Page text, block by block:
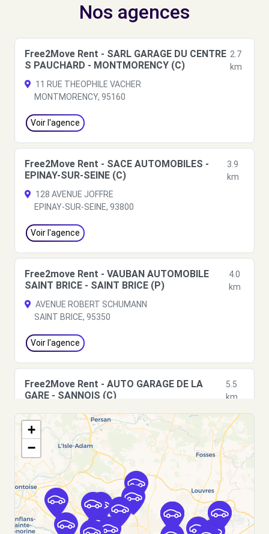
Nos agences
Free2Move Rent - SARL GARAGE DU CENTRE
S PAUCHARD - MONTMORENCY (C)
2.7
km
11 RUE THEOPHILE VACHER
MONTMORENCY, 95160
Voir l'agence
Free2Move Rent - SACE AUTOMOBILES -
EPINAY-SUR-SEINE (C)
3.9
km
128 AVENUE JOFFRE
EPINAY-SUR-SEINE, 93800
Voir l'agence
Free2move Rent - VAUBAN AUTOMOBILE
SAINT BRICE - SAINT BRICE (P)
4.0
km
AVENUE ROBERT SCHUMANN
SAINT BRICE, 95350
Voir l'agence
Free2Move Rent - AUTO GARAGE DE LA
GARE - SANNOIS (C)
5.5
km
92 BOULEVARD MAURICE BERTEAUX
SANNOIS, 95110
Voir l'agence
Free2Move Rent - GARAGE AUBONY ET FILS
SARL - EAUBONNE (C)
5.8
km
64 ROUTE DE MONTLIGNON
+
−